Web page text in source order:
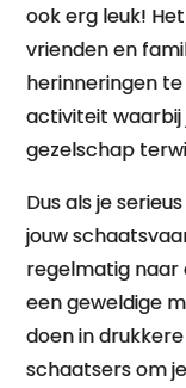
ook erg leuk!
vrienden en
herinneringen
activiteit waarbij
gezelschap
Dus als je
jouw
regelmatig naar
een geweldige
doen in
schaatsers om